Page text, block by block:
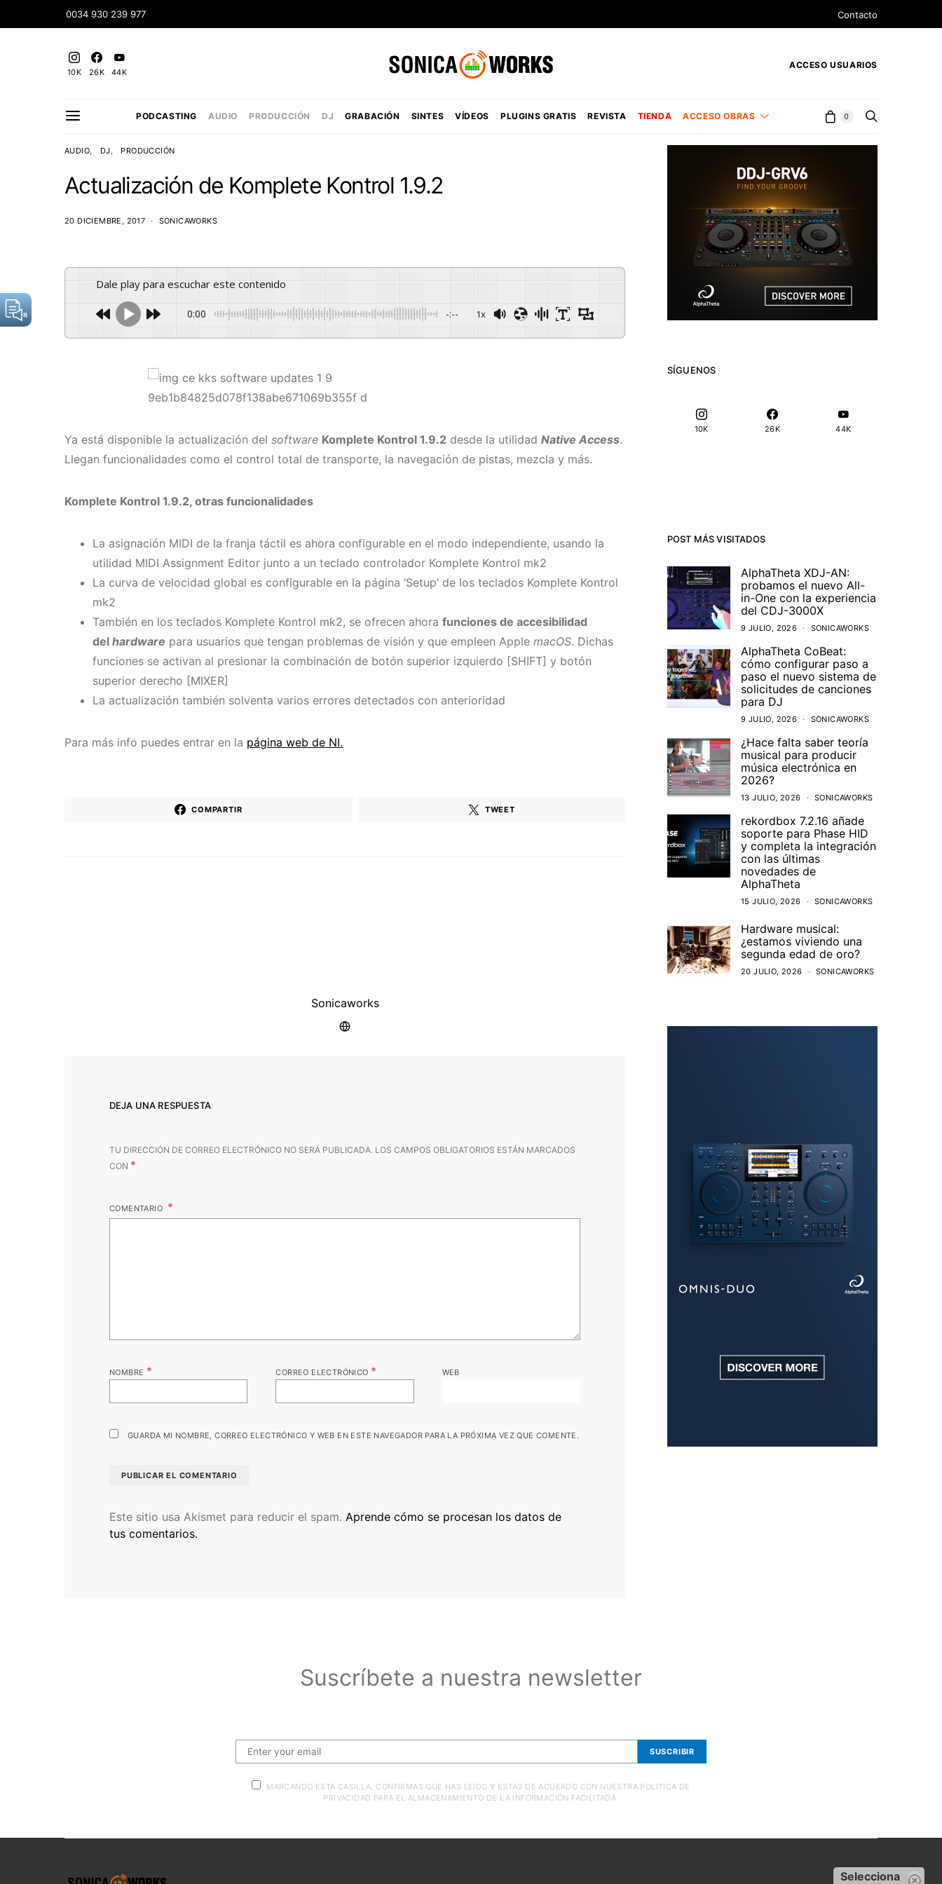
0034 930 239 977 Contacto
10K 26K 44K
ACCESO USUARIOS
PODCASTING AUDIO PRODUCCIÓN DJ GRABACIÓN SINTES VÍDEOS PLUGINS GRATIS REVISTA TIENDA ACCESO OBRAS 0
AUDIO DJ PRODUCCIÓN
Actualización de Komplete Kontrol 1.9.2
20 DICIEMBRE, 2017 SONICAWORKS
Dale play para escuchar este contenido
0:00 -:-- 1x
Ya está disponible la actualización del software Komplete Kontrol 1.9.2 desde la utilidad Native Access.
Llegan funcionalidades como el control total de transporte, la navegación de pistas, mezcla y más.
Komplete Kontrol 1.9.2, otras funcionalidades
La asignación MIDI de la franja táctil es ahora configurable en el modo independiente, usando la
utilidad MIDI Assignment Editor junto a un teclado controlador Komplete Kontrol mk2
La curva de velocidad global es configurable en la página ‘Setup’ de los teclados Komplete Kontrol
mk2
También en los teclados Komplete Kontrol mk2, se ofrecen ahora funciones de accesibilidad
del hardware para usuarios que tengan problemas de visión y que empleen Apple macOS. Dichas
funciones se activan al presionar la combinación de botón superior izquierdo [SHIFT] y botón
superior derecho [MIXER]
La actualización también solventa varios errores detectados con anterioridad
Para más info puedes entrar en la página web de NI.
COMPARTIR TWEET
Sonicaworks
DEJA UNA RESPUESTA
TU DIRECCIÓN DE CORREO ELECTRÓNICO NO SERÁ PUBLICADA. LOS CAMPOS OBLIGATORIOS ESTÁN MARCADOS
CON *
COMENTARIO
NOMBRE * CORREO ELECTRÓNICO * WEB
GUARDA MI NOMBRE, CORREO ELECTRÓNICO Y WEB EN ESTE NAVEGADOR PARA LA PRÓXIMA VEZ QUE COMENTE.
Este sitio usa Akismet para reducir el spam. Aprende cómo se procesan los datos de
tus comentarios.
SÍGUENOS
10K 26K 44K
POST MÁS VISITADOS
AlphaTheta XDJ-AN:
probamos el nuevo All-
in-One con la experiencia
del CDJ-3000X
9 JULIO, 2026 SONICAWORKS
AlphaTheta CoBeat:
cómo configurar paso a
paso el nuevo sistema de
solicitudes de canciones
para DJ
9 JULIO, 2026 SONICAWORKS
¿Hace falta saber teoría
musical para producir
música electrónica en
2026?
13 JULIO, 2026 SONICAWORKS
rekordbox 7.2.16 añade
soporte para Phase HID
y completa la integración
con las últimas
novedades de
AlphaTheta
15 JULIO, 2026 SONICAWORKS
Hardware musical:
¿estamos viviendo una
segunda edad de oro?
20 JULIO, 2026 SONICAWORKS
Suscríbete a nuestra newsletter
SUSCRIBIR
MARCANDO ESTA CASILLA, CONFIRMAS QUE HAS LEÍDO Y ESTAS DE ACUERDO CON NUESTRA POLÍTICA DE
PRIVACIDAD PARA EL ALMACENAMIENTO DE LA INFORMACIÓN FACILITADA.
Selecciona